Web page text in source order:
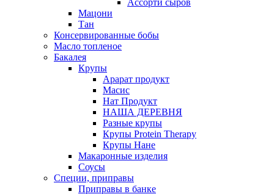
Ассорти сыров
Мацони
Тан
Консервированные бобы
Масло топленое
Бакалея
Крупы
Арарат продукт
Масис
Нат Продукт
НАША ДЕРЕВНЯ
Разные крупы
Крупы Protein Therapy
Крупы Нане
Макаронные изделия
Соусы
Специи, приправы
Приправы в банке